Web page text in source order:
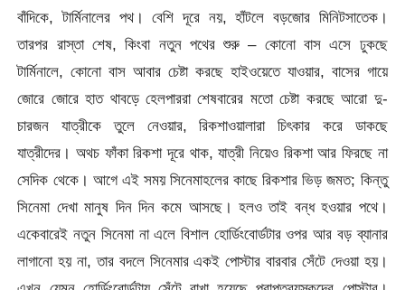
বাঁদিকে, টার্মিনালের পথ। বেশি দূরে নয়, হাঁটলে বড়জোর মিনিটসাতেক।
তারপর রাস্তা শেষ, কিংবা নতুন পথের শুরু – কোনো বাস এসে ঢুকছে
টার্মিনালে, কোনো বাস আবার চেষ্টা করছে হাইওয়েতে যাওয়ার, বাসের গায়ে
জোরে জোরে হাত থাবড়ে হেলপাররা শেষবারের মতো চেষ্টা করছে আরো দু-
চারজন যাত্রীকে তুলে নেওয়ার, রিকশাওয়ালারা চিৎকার করে ডাকছে
যাত্রীদের। অথচ ফাঁকা রিকশা দূরে থাক, যাত্রী নিয়েও রিকশা আর ফিরছে না
সেদিক থেকে। আগে এই সময় সিনেমাহলের কাছে রিকশার ভিড় জমত; কিন্তু
সিনেমা দেখা মানুষ দিন দিন কমে আসছে। হলও তাই বন্ধ হওয়ার পথে।
একেবারেই নতুন সিনেমা না এলে বিশাল হোর্ডিংবোর্ডটার ওপর আর বড় ব্যানার
লাগানো হয় না, তার বদলে সিনেমার একই পোস্টার বারবার সেঁটে দেওয়া হয়।